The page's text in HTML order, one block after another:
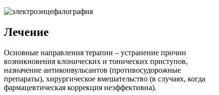
Лечение
Основные направления терапии – устранение причин
возникновения клонических и тонических приступов,
назначение антиконвульсантов (противосудорожные
препараты), хирургическое вмешательство (в случаях, когда
фармацевтическая коррекция неэффективна).